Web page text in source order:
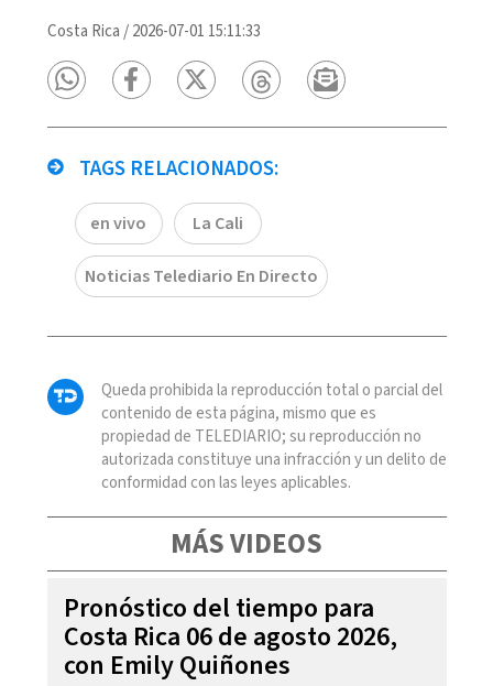
Costa Rica /2026-07-01 15:11:33
TAGS RELACIONADOS:
en vivo La Cali
Noticias Telediario En Directo
Queda prohibida la reproducción total o parcial del
contenido de esta página, mismo que es
propiedad de TELEDIARIO; su reproducción no
autorizada constituye una infracción y un delito de
conformidad con las leyes aplicables.
MÁS VIDEOS
Pronóstico del tiempo para
Costa Rica 06 de agosto 2026,
con Emily Quiñones